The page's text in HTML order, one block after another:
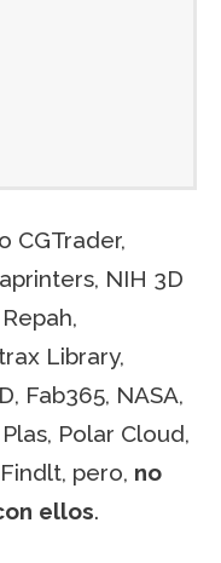
CGTrader,
NIH 3D
Library,
Fab365, NASA,
Polar Cloud,
pero, no
ellos.